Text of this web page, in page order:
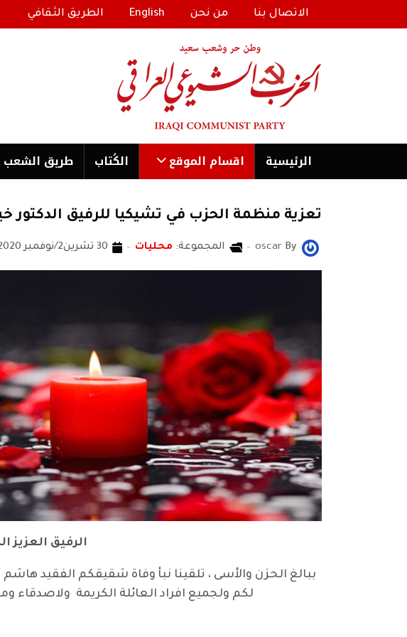
الاتصال بنا من نحن English الطريق الثقافي
الرئیسية اقسام الموقع الكُتاب طریق الشعب
تعزية منظمة الحزب في تشيكيا للرفيق الدكتور
By
oscar المجموعة: محليات 30 تشرين2/نوفمبر 2020
الرفيق العزيز
ببالغ الحزن والأسى ، تلقينا نبأ وفاة شقيقكم الفقيد
لكم ولجميع افراد العائلة الكريمة ولاصدقاء